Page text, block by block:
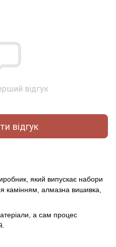
відгук
відгук
який випускає набори
камінням, алмазна вишивка,
а сам процес